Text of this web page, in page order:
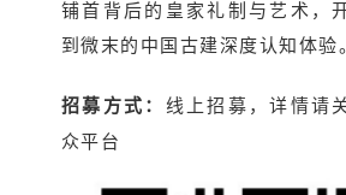
铺首背后的皇家礼制与艺术，
到微末的中国古建深度认知体验
招募方式： 线上招募，详情请
众平台